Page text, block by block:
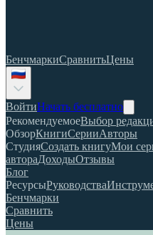
БенчмаркиСравнитьЦены
ВойтиНачать бесплатно
РекомендуемоеВыбор
ОбзорКнигиСерииАвторы
СтудияСоздать книгуМои
автораДоходыОтзывы
Блог
РесурсыРуководства
Бенчмарки
Сравнить
Цены